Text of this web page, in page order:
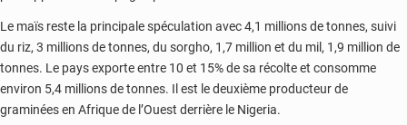
Le maïs reste la principale spéculation avec 4,1 millions de tonnes, suivi
du riz, 3 millions de tonnes, du sorgho, 1,7 million et du mil, 1,9 million de
tonnes. Le pays exporte entre 10 et 15% de sa récolte et consomme
environ 5,4 millions de tonnes. Il est le deuxième producteur de
graminées en Afrique de l’Ouest derrière le Nigeria.